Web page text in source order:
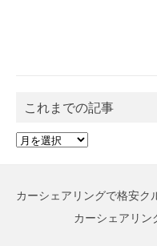
これまでの記事
こ
の
カーシェアリングで格安ク
カーシェアリン